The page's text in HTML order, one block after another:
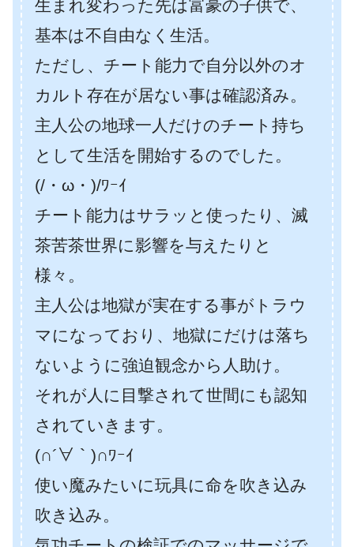
生まれ変わった先は富豪の子供で、
基本は不自由なく生活。
ただし、チート能力で自分以外のオ
カルト存在が居ない事は確認済み。
主人公の地球一人だけのチート持ち
として生活を開始するのでした。
(/・ω・)/ﾜｰｲ
チート能力はサラッと使ったり、滅
茶苦茶世界に影響を与えたりと
様々。
主人公は地獄が実在する事がトラウ
マになっており、地獄にだけは落ち
ないように強迫観念から人助け。
それが人に目撃されて世間にも認知
されていきます。
(∩´∀｀)∩ﾜｰｲ
使い魔みたいに玩具に命を吹き込み
吹き込み。